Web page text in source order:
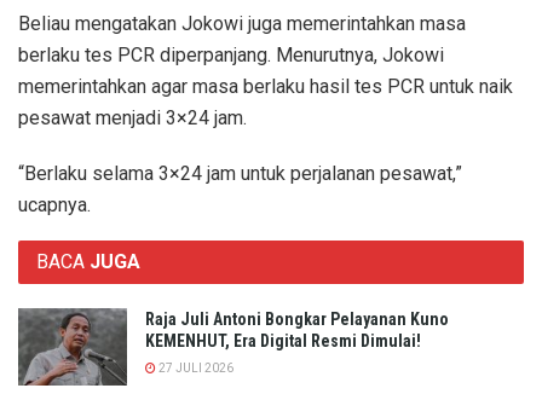
Beliau mengatakan Jokowi juga memerintahkan masa
berlaku tes PCR diperpanjang. Menurutnya, Jokowi
memerintahkan agar masa berlaku hasil tes PCR untuk naik
pesawat menjadi 3×24 jam.
“Berlaku selama 3×24 jam untuk perjalanan pesawat,”
ucapnya.
BACA JUGA
Raja Juli Antoni Bongkar Pelayanan Kuno
KEMENHUT, Era Digital Resmi Dimulai!
27 JULI 2026